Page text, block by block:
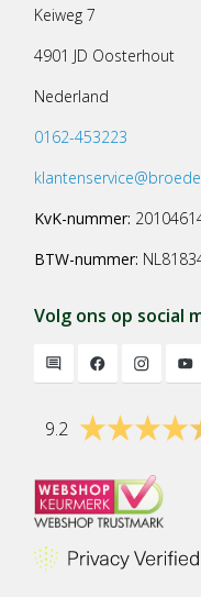
Keiweg 7
4901 JD Oosterhout
Nederland
0162-453223
KvK-nummer:
BTW-nummer:
Volg ons op social
9.2